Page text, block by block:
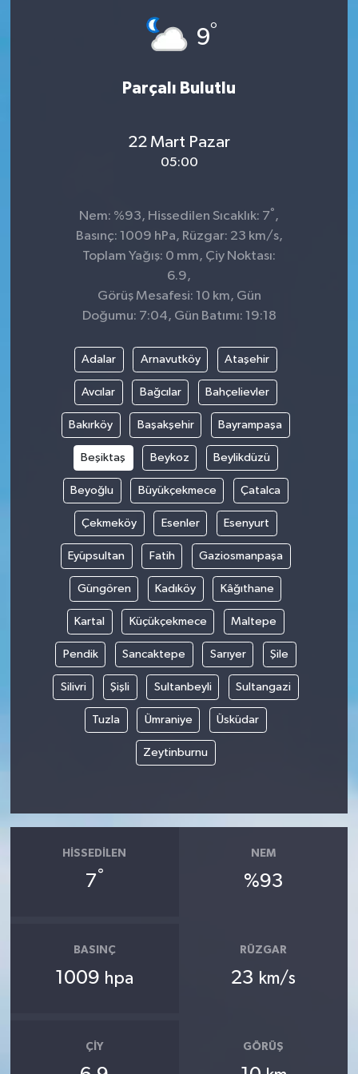
9°
Parçalı Bulutlu
22 Mart Pazar
05:00
Nem: %93, Hissedilen Sıcaklık: 7° ,
Basınç: 1009 hPa, Rüzgar: 23 km/s,
Toplam Yağış: 0 mm, Çiy Noktası:
6.9,
Görüş Mesafesi: 10 km, Gün
Doğumu: 7:04, Gün Batımı: 19:18
Adalar Arnavutköy Ataşehir
Avcılar Bağcılar Bahçelievler
Bakırköy Başakşehir Bayrampaşa
Beşiktaş Beykoz Beylikdüzü
Beyoğlu Büyükçekmece Çatalca
Çekmeköy Esenler Esenyurt
Eyüpsultan Fatih Gaziosmanpaşa
Güngören Kadıköy Kâğıthane
Kartal Küçükçekmece Maltepe
Pendik Sancaktepe Sarıyer Şile
Silivri Şişli Sultanbeyli Sultangazi
Tuzla Ümraniye Üsküdar
Zeytinburnu
HISSEDILEN
7°
NEM
%93
BASINÇ
1009 hpa
RÜZGAR
23 km/s
ÇIY GÖRÜŞ